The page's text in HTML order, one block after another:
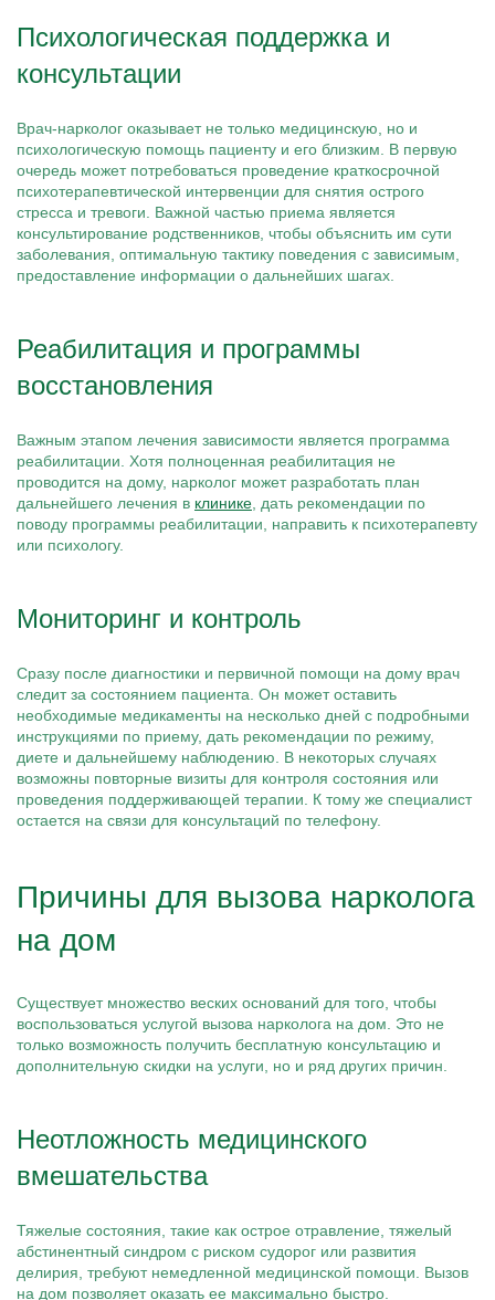
Психологическая поддержка и
консультации
Врач-нарколог оказывает не только медицинскую, но и
психологическую помощь пациенту и его близким. В первую
очередь может потребоваться проведение краткосрочной
психотерапевтической интервенции для снятия острого
стресса и тревоги. Важной частью приема является
консультирование родственников, чтобы объяснить им сути
заболевания, оптимальную тактику поведения с зависимым,
предоставление информации о дальнейших шагах.
Реабилитация и программы
восстановления
Важным этапом лечения зависимости является программа
реабилитации. Хотя полноценная реабилитация не
проводится на дому, нарколог может разработать план
дальнейшего лечения в клинике , дать рекомендации по
поводу программы реабилитации, направить к психотерапевту
или психологу.
Мониторинг и контроль
Сразу после диагностики и первичной помощи на дому врач
следит за состоянием пациента. Он может оставить
необходимые медикаменты на несколько дней с подробными
инструкциями по приему, дать рекомендации по режиму,
диете и дальнейшему наблюдению. В некоторых случаях
возможны повторные визиты для контроля состояния или
проведения поддерживающей терапии. К тому же специалист
остается на связи для консультаций по телефону.
Причины для вызова нарколога
на дом
Существует множество веских оснований для того, чтобы
воспользоваться услугой вызова нарколога на дом. Это не
только возможность получить бесплатную консультацию и
дополнительную скидки на услуги, но и ряд других причин.
Неотложность медицинского
вмешательства
Тяжелые состояния, такие как острое отравление, тяжелый
абстинентный синдром с риском судорог или развития
делирия, требуют немедленной медицинской помощи. Вызов
на дом позволяет оказать ее максимально быстро.